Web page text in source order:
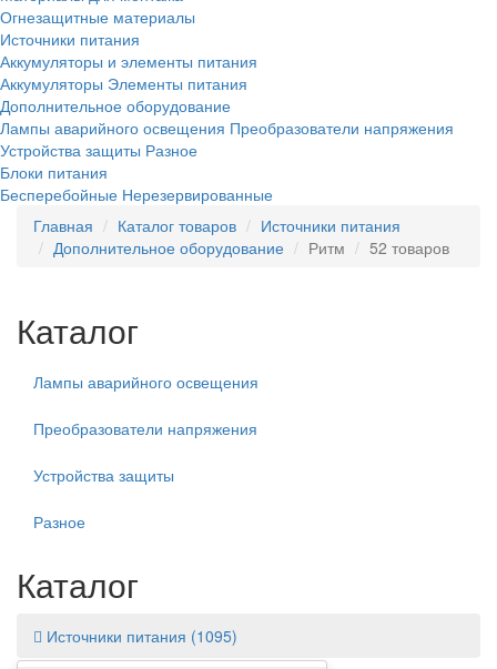
Огнезащитные материалы
Источники питания
Аккумуляторы и элементы питания
Аккумуляторы Элементы питания
Дополнительное оборудование
Лампы аварийного освещения Преобразователи напряжения
Устройства защиты Разное
Блоки питания
Бесперебойные Нерезервированные
Главная
Каталог товаров
Источники питания
Дополнительное оборудование
Ритм 52 товаров
Каталог
Лампы аварийного освещения
Преобразователи напряжения
Устройства защиты
Разное
Каталог
Источники питания (1095)